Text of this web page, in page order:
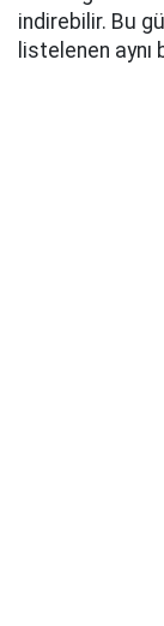
indirebilir. Bu
listelenen aynı